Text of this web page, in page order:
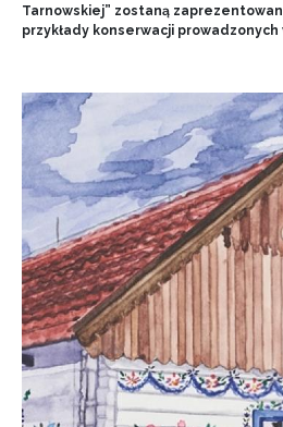
Tarnowskiej” zostaną
przykłady konserwacji